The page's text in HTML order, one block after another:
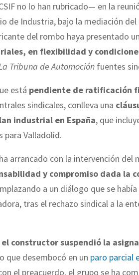
no lo han rubricado— en la
de Industria, bajo la mediación del
del rombo haya presentado
en flexibilidad y
Tribuna de Automoción fuentes
está pendiente de ratificación
sindicales, conlleva una
industrial en España, que
para Valladolid.
arrancado con la intervención
y compromiso dada la
a un diálogo que se
tras el rechazo sindical a la
el constructor suspendió la
que desembocó en un paro parcial
el preacuerdo, el grupo se ha